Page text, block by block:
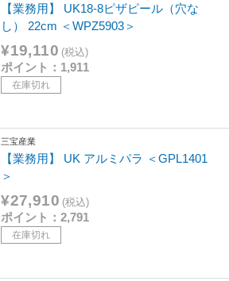
【業務用】 UK18-8ピザピール（穴な
し） 22cm ＜WPZ5903＞
¥19,110 (税込)
ポイント：1,911
在庫切れ
三宝産業
【業務用】 UK アルミパラ ＜GPL1401
＞
¥27,910 (税込)
ポイント：2,791
在庫切れ